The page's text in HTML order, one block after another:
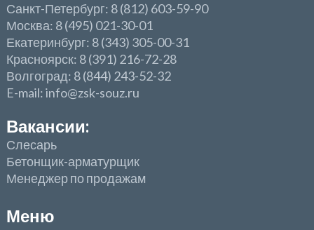
Санкт-Петербург: 8 (812) 603-59-90
Москва: 8 (495) 021-30-01
Екатеринбург: 8 (343) 305-00-31
Красноярск: 8 (391) 216-72-28
Волгоград: 8 (844) 243-52-32
E-mail: info@zsk-souz.ru
Вакансии:
Слесарь
Бетонщик-арматурщик
Менеджер по продажам
Меню